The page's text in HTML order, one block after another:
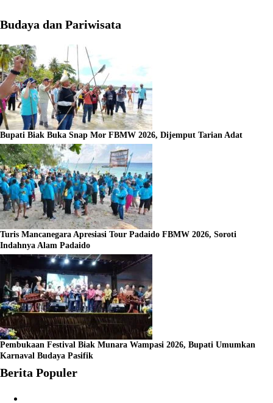
Budaya dan Pariwisata
Bupati Biak Buka Snap Mor FBMW 2026, Dijemput Tarian Adat
Turis Mancanegara Apresiasi Tour Padaido FBMW 2026, Soroti
Indahnya Alam Padaido
Pembukaan Festival Biak Munara Wampasi 2026, Bupati Umumkan
Karnaval Budaya Pasifik
Berita Populer